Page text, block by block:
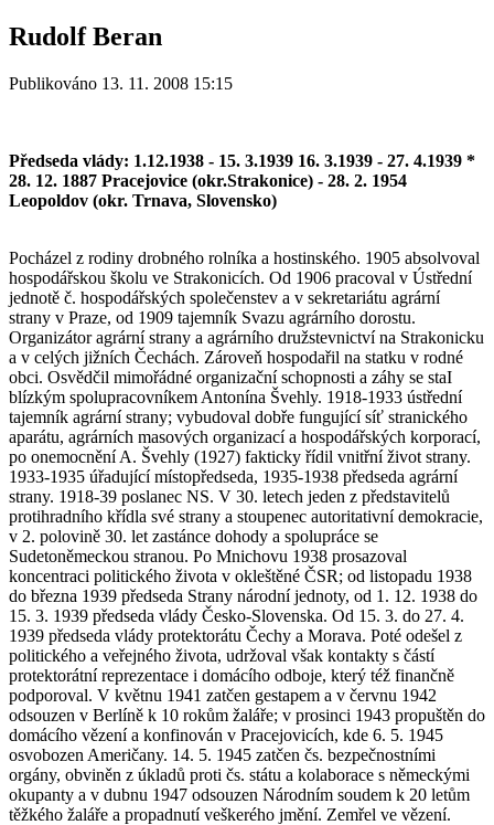
Rudolf Beran
Publikováno 13. 11. 2008 15:15
Předseda vlády: 1.12.1938 - 15. 3.1939 16. 3.1939 - 27. 4.1939 *
28. 12. 1887 Pracejovice (okr.Strakonice) - 28. 2. 1954
Leopoldov (okr. Trnava, Slovensko)
Pocházel z rodiny drobného rolníka a hostinského. 1905 absolvoval
hospodářskou školu ve Strakonicích. Od 1906 pracoval v Ústřední
jednotě č. hospodářských společenstev a v sekretariátu agrární
strany v Praze, od 1909 tajemník Svazu agrárního dorostu.
Organizátor agrární strany a agrárního družstevnictví na Strakonicku
a v celých jižních Čechách. Zároveň hospodařil na statku v rodné
obci. Osvědčil mimořádné organizační schopnosti a záhy se staI
blízkým spolupracovníkem Antonína Švehly. 1918-1933 ústřední
tajemník agrární strany; vybudoval dobře fungující síť stranického
aparátu, agrárních masových organizací a hospodářských korporací,
po onemocnění A. Švehly (1927) fakticky řídil vnitřní život strany.
1933-1935 úřadující místopředseda, 1935-1938 předseda agrární
strany. 1918-39 poslanec NS. V 30. letech jeden z představitelů
protihradního křídla své strany a stoupenec autoritativní demokracie,
v 2. polovině 30. let zastánce dohody a spolupráce se
Sudetoněmeckou stranou. Po Mnichovu 1938 prosazoval
koncentraci politického života v okleštěné ČSR; od listopadu 1938
do března 1939 předseda Strany národní jednoty, od 1. 12. 1938 do
15. 3. 1939 předseda vlády Česko-Slovenska. Od 15. 3. do 27. 4.
1939 předseda vlády protektorátu Čechy a Morava. Poté odešel z
politického a veřejného života, udržoval však kontakty s částí
protektorátní reprezentace i domácího odboje, který též finančně
podporoval. V květnu 1941 zatčen gestapem a v červnu 1942
odsouzen v Berlíně k 10 rokům žaláře; v prosinci 1943 propuštěn do
domácího vězení a konfinován v Pracejovicích, kde 6. 5. 1945
osvobozen Američany. 14. 5. 1945 zatčen čs. bezpečnostními
orgány, obviněn z úkladů proti čs. státu a kolaborace s německými
okupanty a v dubnu 1947 odsouzen Národním soudem k 20 letům
těžkého žaláře a propadnutí veškerého jmění. Zemřel ve vězení.